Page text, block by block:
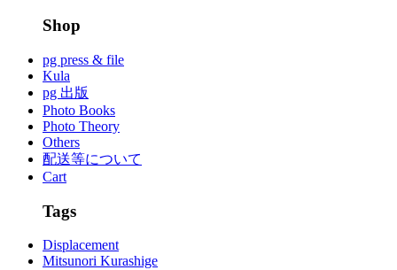
Shop
pg press & file
Kula
pg 出版
Photo Books
Photo Theory
Others
配送等について
Cart
Tags
Displacement
Mitsunori Kurashige